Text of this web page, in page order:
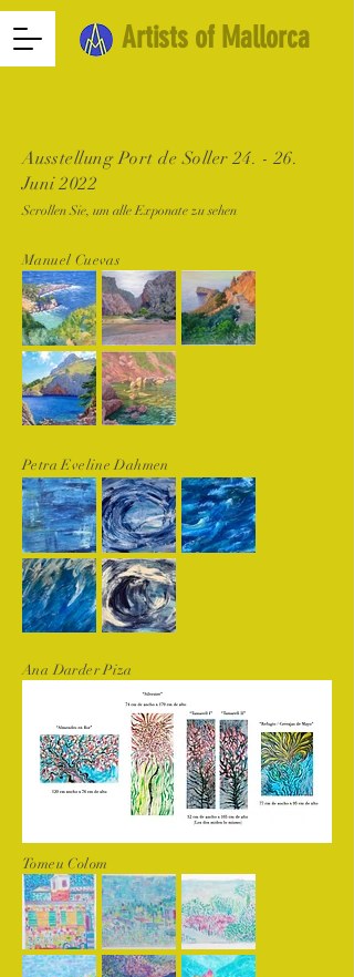
Artists of Mallorca
Ausstellung Port de Soller 24. - 26.
Juni 2022
Scrollen Sie, um alle Exponate zu sehen
Manuel Cuevas
Petra Eveline Dahmen
Ana Darder Piza
Tomeu Colom